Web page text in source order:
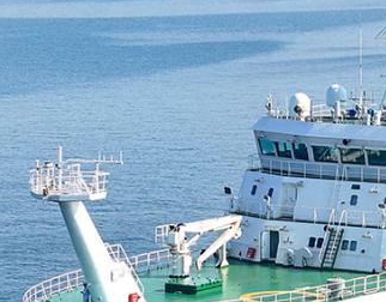
体育 直播 竞猜 2026年世界杯 2026年
VIP会员 CCTV奥林匹克频道 生活体育大会
财经 教育 乡村振兴 生态环境 一带一路
大国智造 大国展会 大国保险 云顶对话